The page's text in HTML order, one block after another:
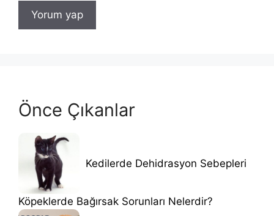
Önce Çıkanlar
Kedilerde Dehidrasyon Sebepleri
Köpeklerde Bağırsak Sorunları Nelerdir?